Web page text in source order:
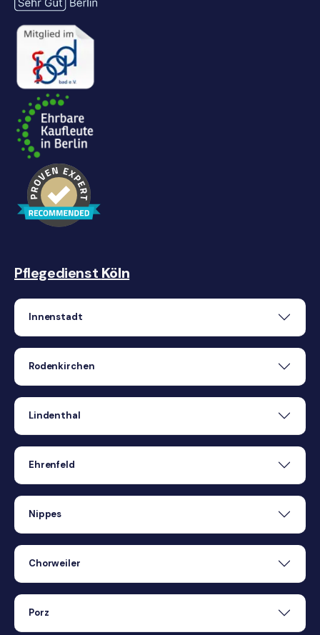
Pflegedienst Köln
Innenstadt
Rodenkirchen
Lindenthal
Ehrenfeld
Nippes
Chorweiler
Porz